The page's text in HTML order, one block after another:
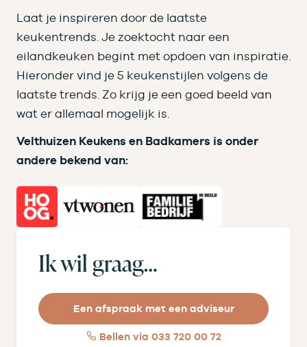
Laat je inspireren door de laatste
keukentrends. Je zoektocht naar een
eilandkeuken begint met opdoen van inspiratie.
Hieronder vind je 5 keukenstijlen volgens de
laatste trends. Zo krijg je een goed beeld van
wat er allemaal mogelijk is.
Velthuizen Keukens en Badkamers is onder
andere bekend van:
Ik wil graag…
Een afspraak met een adviseur
Bellen via 033 720 00 72